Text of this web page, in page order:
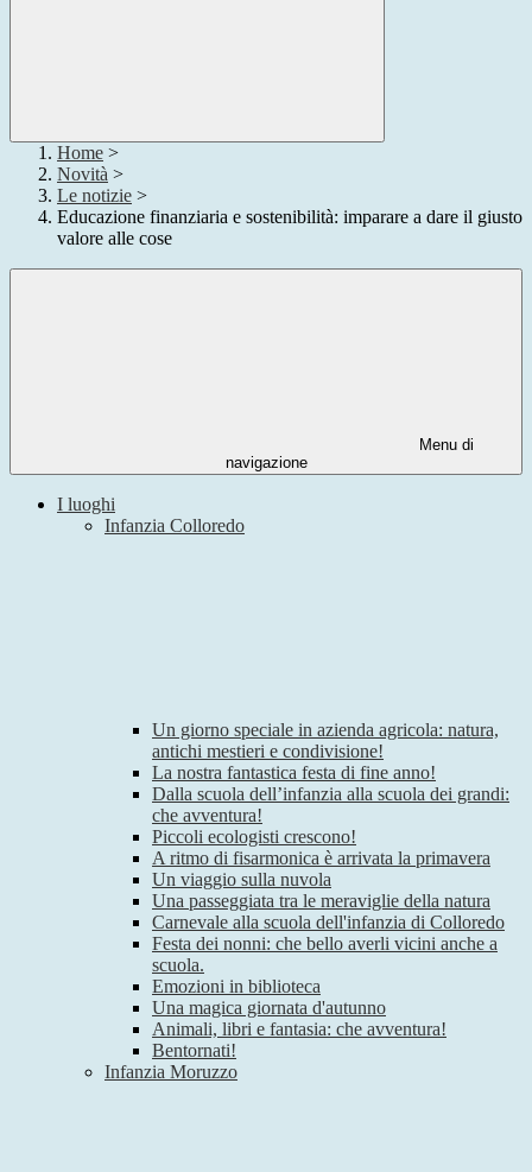
Home >
Novità >
Le notizie >
Educazione finanziaria e sostenibilità: imparare a dare il giusto
valore alle cose
Menu di
navigazione
I luoghi
Infanzia Colloredo
Un giorno speciale in azienda agricola: natura,
antichi mestieri e condivisione!
La nostra fantastica festa di fine anno!
Dalla scuola dell’infanzia alla scuola dei grandi:
che avventura!
Piccoli ecologisti crescono!
A ritmo di fisarmonica è arrivata la primavera
Un viaggio sulla nuvola
Una passeggiata tra le meraviglie della natura
Carnevale alla scuola dell'infanzia di Colloredo
Festa dei nonni: che bello averli vicini anche a
scuola.
Emozioni in biblioteca
Una magica giornata d'autunno
Animali, libri e fantasia: che avventura!
Bentornati!
Infanzia Moruzzo